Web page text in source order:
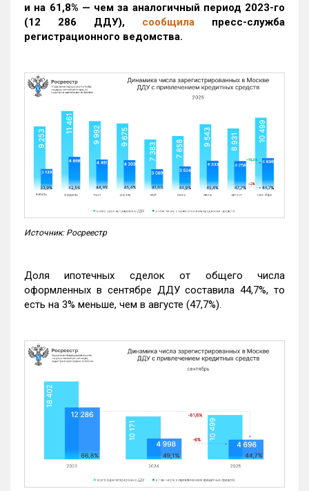
и на 61,8% — чем за аналогичный период 2023-го
(12 286 ДДУ), сообщила пресс-служба
регистрационного ведомства.
Источник: Росреестр
Доля ипотечных сделок от общего числа
оформленных в сентябре ДДУ составила 44,7%, то
есть на 3% меньше, чем в августе (47,7%).